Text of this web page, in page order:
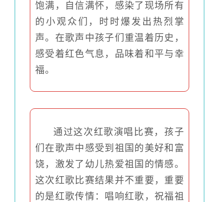
饱满，自信满怀，感染了现场所有
的小观众们，时时爆发出热烈掌
声。在歌声中孩子们重温着历史，
感受着红色气息，品味着和平与幸
福。
通过这次红歌演唱比赛，孩子
们在歌声中感受到祖国的美好和富
饶，激发了幼儿热爱祖国的情感。
这次红歌比赛结果并不重要，重要
的是红歌传情：唱响红歌，祝福祖